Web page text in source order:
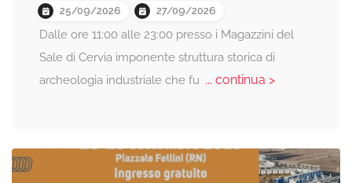
25/09/2026 27/09/2026
Dalle ore 11:00 alle 23:00 presso i Magazzini del
Sale di Cervia imponente struttura storica di
archeologia industriale che fu ... continua >